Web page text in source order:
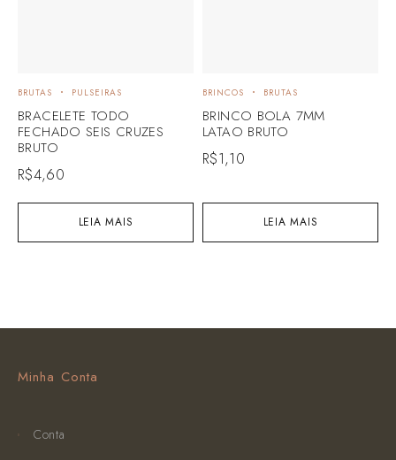
LEIA MAIS
BRUTAS PULSEIRAS
BRACELETE TODO
FECHADO SEIS CRUZES
BRUTO
R$4,60
LEIA MAIS
BRINCOS BRUTAS
BRINCO BOLA 7MM
LATAO BRUTO
R$1,10
Minha Conta
Conta